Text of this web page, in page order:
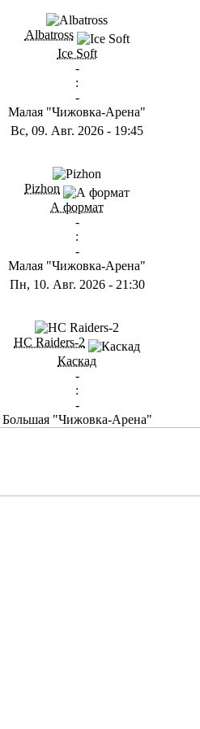
Albatross
Ice Soft
-
:
-
Малая "Чижовка-Арена"
Вс, 09. Авг. 2026 - 19:45
Pizhon
А формат
-
:
-
Малая "Чижовка-Арена"
Пн, 10. Авг. 2026- 21:30
HC Raiders-2
Каскад
-
:
-
Большая "Чижовка-Арена"